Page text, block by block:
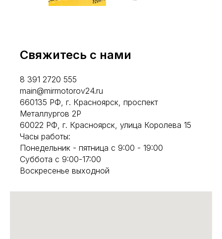
Свяжитесь с нами
8 391 2720 555
main@mirmotorov24.ru
660135 РФ, г. Красноярск, проспект
Металлургов 2Р
60022 РФ, г. Красноярск, улица Королева 15
Часы работы:
Понедельник - пятница с 9:00 - 19:00
Суббота с 9:00-17:00
Воскресенье выходной